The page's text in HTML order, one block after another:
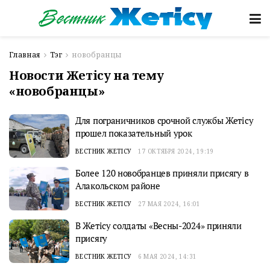
Главная Тэг новобранцы
Новости Жетісу на тему
«новобранцы»
Для пограничников срочной службы Жетісу
прошел показательный урок
ВЕСТНИК ЖЕТІСУ 17 ОКТЯБРЯ 2024, 19:19
Более 120 новобранцев приняли присягу в
Алакольском районе
ВЕСТНИК ЖЕТІСУ 27 МАЯ 2024, 16:01
В Жетісу солдаты «Весны-2024» приняли
присягу
ВЕСТНИК ЖЕТІСУ 6 МАЯ 2024, 14:31